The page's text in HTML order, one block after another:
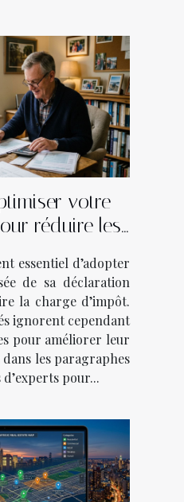
votre
réduire les
essentiel d’adopter
de sa déclaration
la charge d’impôt.
ignorent cependant
pour améliorer leur
les paragraphes
pour...